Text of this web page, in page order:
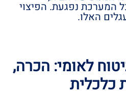
המערכת נפגעת. הפיצוי
האלו.
לאומי: הכרה,
כלכלית